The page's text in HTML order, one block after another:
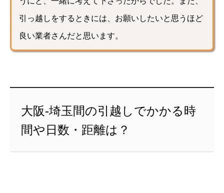
引っ越しをするときには、お願いしたいと思うほど
良い業者さんだと思います。
大阪-埼玉間の引越しでかかる時
間や日数・距離は？